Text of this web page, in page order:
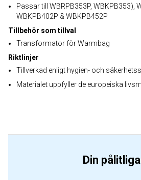
Passar till WBRPB353P, WBKPB353),
WBKPB402P & WBKPB452P
Tillbehör som tillval
Transformator för Warmbag
Riktlinjer
Tillverkad enligt hygien- och
Materialet uppfyller de europeiska
Din